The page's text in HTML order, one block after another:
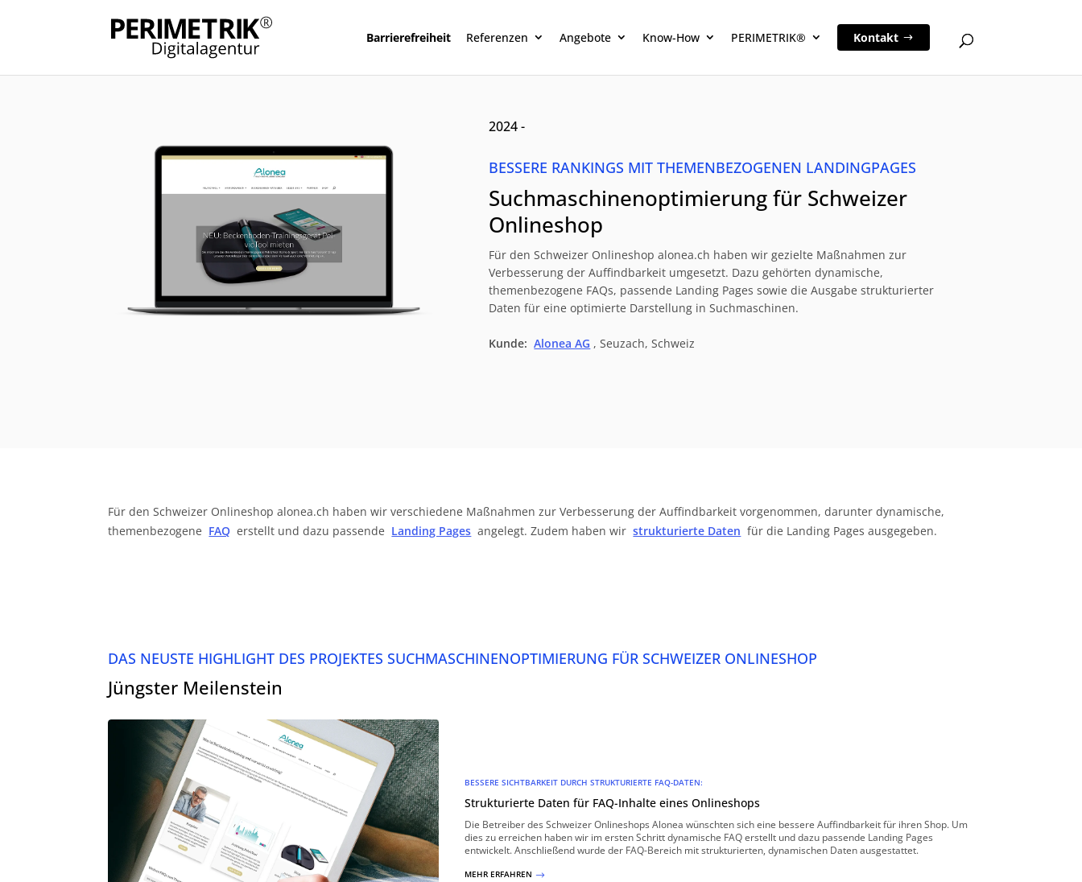
Barrierefreiheit Referenzen Angebote Know-How PERIMETRIK® Kontakt
2024 -
BESSERE RANKINGS MIT THEMENBEZOGENEN LANDINGPAGES
Suchmaschinenoptimierung für Schweizer
Onlineshop
Für den Schweizer Onlineshop alonea.ch haben wir gezielte Maßnahmen zur
Verbesserung der Auffindbarkeit umgesetzt. Dazu gehörten dynamische,
themenbezogene FAQs, passende Landing Pages sowie die Ausgabe strukturierter
Daten für eine optimierte Darstellung in Suchmaschinen.
Kunde: Alonea AG , Seuzach, Schweiz
Für den Schweizer Onlineshop alonea.ch haben wir verschiedene Maßnahmen zur Verbesserung der Auffindbarkeit vorgenommen, darunter dynamische,
themenbezogene FAQ erstellt und dazu passende Landing Pages angelegt. Zudem haben wir strukturierte Daten für die Landing Pages ausgegeben.
DAS NEUSTE HIGHLIGHT DES PROJEKTES SUCHMASCHINENOPTIMIERUNG FÜR SCHWEIZER ONLINESHOP
Jüngster Meilenstein
BESSERE SICHTBARKEIT DURCH STRUKTURIERTE FAQ-DATEN:
Strukturierte Daten für FAQ-Inhalte eines Onlineshops
Die Betreiber des Schweizer Onlineshops Alonea wünschten sich eine bessere Auffindbarkeit für ihren Shop. Um
dies zu erreichen haben wir im ersten Schritt dynamische FAQ erstellt und dazu passende Landing Pages
entwickelt. Anschließend wurde der FAQ-Bereich mit strukturierten, dynamischen Daten ausgestattet.
MEHR ERFAHREN $